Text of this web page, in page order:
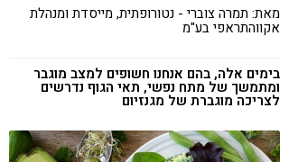
ניקוי רעלים
מזונות על
ילדים
תזונה וספורט
הפרעות קשב & ריכוז
אכילה רגשית
קורונה
טבעונות
מאת: תמרה צוברי - נטורופתית, מייסדת ומנהלת
אקווהתראפי בע"מ
בימים אלה, בהם אנחנו חשופים למצב מוגבר
ומתמשך של מתח נפשי, תאי הגוף נדרשים
לצריכה מוגברת של מגנזיום